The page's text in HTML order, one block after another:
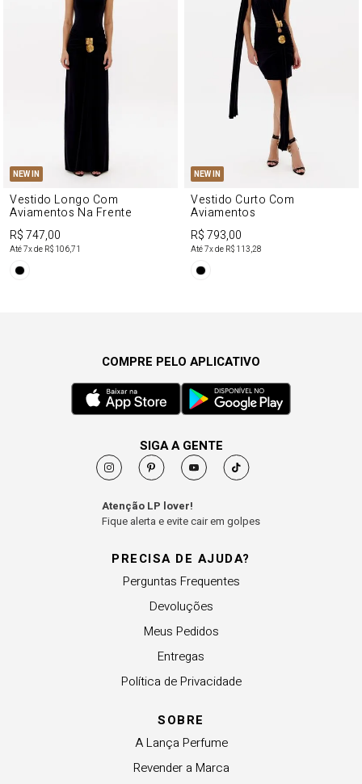
NEW IN
Vestido Longo Com
Aviamentos Na Frente
R$ 747,00
Até7x de R$ 106,71
NEW IN
Vestido Curto Com
Aviamentos
R$ 793,00
Até7x de R$ 113,28
PRECISA DE AJUDA?
Perguntas Frequentes
Devoluções
Meus Pedidos
Entregas
Política de Privacidade
SOBRE
A Lança Perfume
Revender a Marca
COMPRE PELO APLICATIVO
SIGA A GENTE
Atenção LP lover!
Fique alerta e evite cair em golpes